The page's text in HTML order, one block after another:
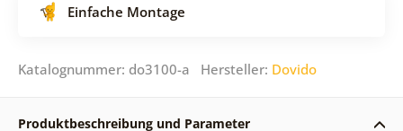
Einfache Montage
Katalognummer: do3100-a Hersteller: Dovido
Produktbeschreibung und Parameter